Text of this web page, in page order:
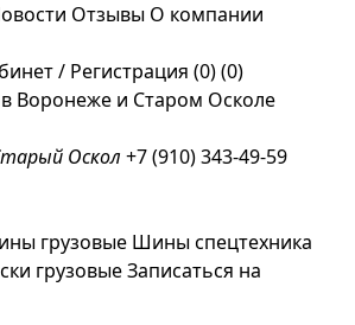
Отзывы О компании
/ Регистрация (0)(0)
Оскол +7 (910) 343-49-59
грузовые Шины спецтехника
грузовыеЗаписаться на